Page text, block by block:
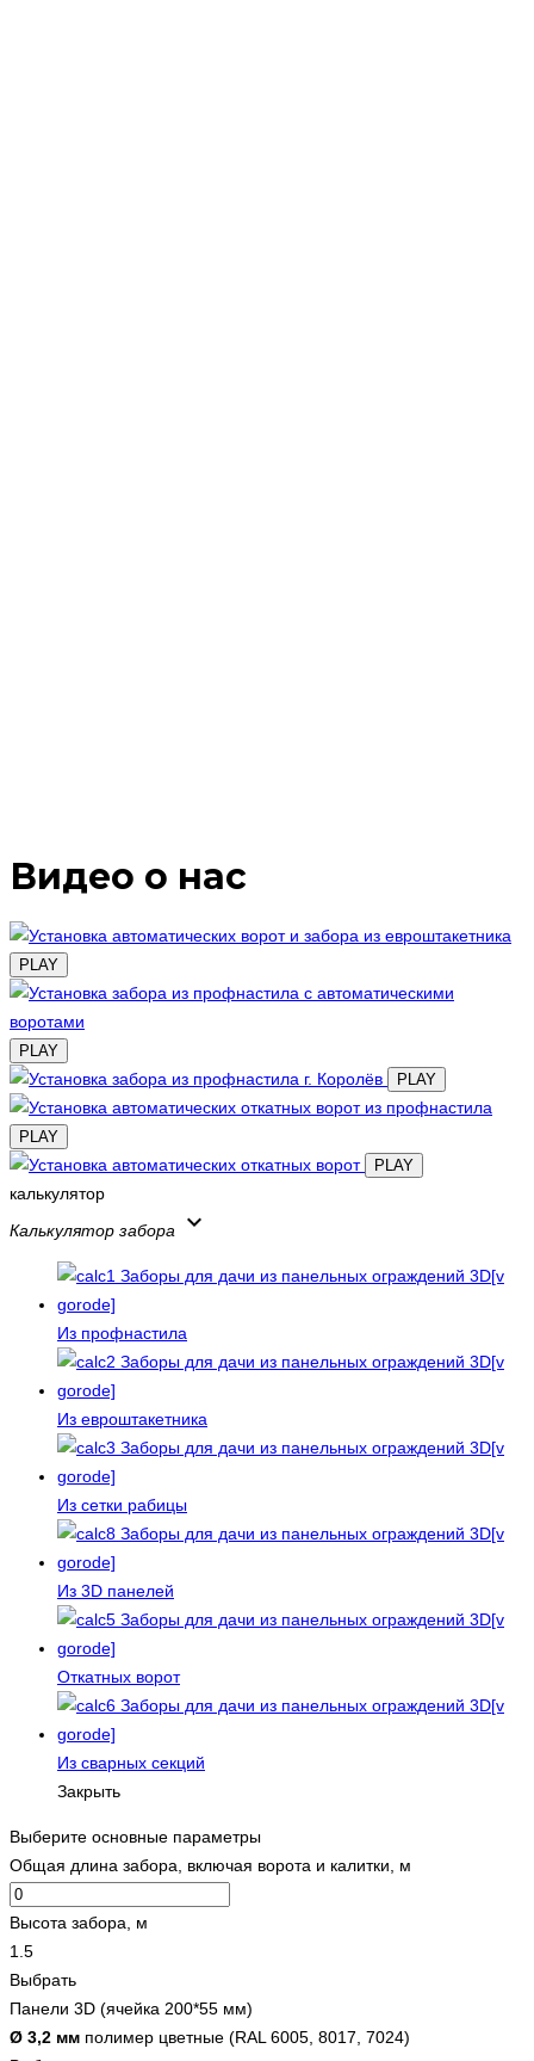
Видео о нас
PLAY
PLAY
PLAY
PLAY
PLAY
калькулятор
Калькулятор забора
keyboard_arrow_down
Из профнастила
Из евроштакетника
Из сетки рабицы
Из 3D панелей
Откатных ворот
Из сварных секций
Закрыть
Выберите основные параметры
Общая длина забора, включая ворота и калитки, м
Высота забора, м
1.5
Выбрать
Панели 3D (ячейка 200*55 мм)
Ø 3,2 мм полимер цветные (RAL 6005, 8017, 7024)